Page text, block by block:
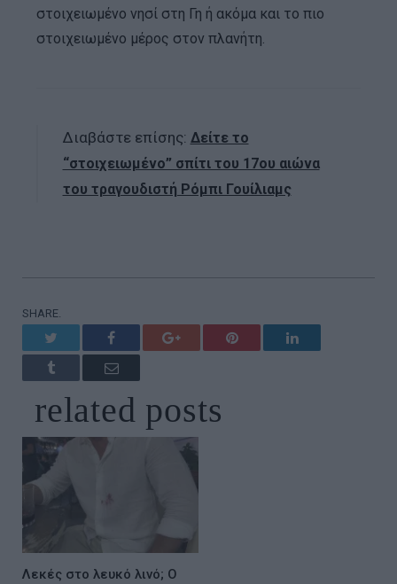
στοιχειωμένο νησί στη Γη ή ακόμα και το πιο
στοιχειωμένο μέρος στον πλανήτη.
Διαβάστε επίσης: Δείτε το
“στοιχειωμένο” σπίτι του 17ου αιώνα
του τραγουδιστή Ρόμπι Γουίλιαμς
SHARE.
Facebook Google+ Pinterest LinkedIn
Tumblr Email
related posts
Λεκές στο λευκό λινό; Ο